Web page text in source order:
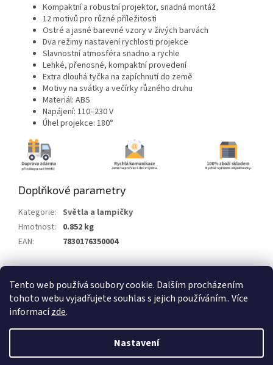
Tento web používá soubory cookie. Dalším procházením
tohoto webu vyjadřujete souhlas s jejich používáním.. Více
informacízde.
Nastavení
Kompaktní a robustní projektor, snadná montáž
12 motivů pro různé příležitosti
Ostré a jasné barevné vzory v živých barvách
Dva režimy nastavení rychlosti projekce
Slavnostní atmosféra snadno a rychle
Lehké, přenosné, kompaktní provedení
Extra dlouhá tyčka na zapíchnutí do země
Motivy na svátky a večírky různého druhu
Materiál: ABS
Napájení: 110–230 V
Úhel projekce: 180°
Doplňkové parametry
Kategorie: Světla a lampičky
Hmotnost:
0.852 kg
EAN: 7830176350004
Vytvořil Shoptet
Alum.cz. Všechna práva vyhrazena.